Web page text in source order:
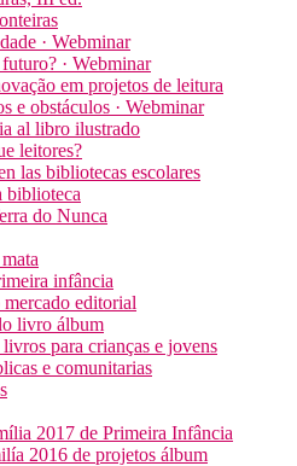
· Webminar
· Webminar
em projetos de leitura
e obstáculos · Webminar
al libro ilustrado
leitores?
las bibliotecas escolares
biblioteca
do Nunca
infância
editorial
livro álbum
para crianças e jovens
e comunitarias
2017 de Primeira Infância
2016 de projetos álbum